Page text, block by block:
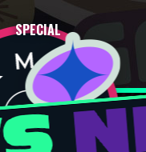
SPECIAL